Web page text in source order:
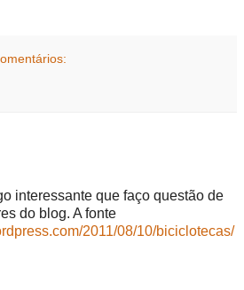
interessante que faço questão de
do blog. A fonte
2011/08/10/biciclotecas/